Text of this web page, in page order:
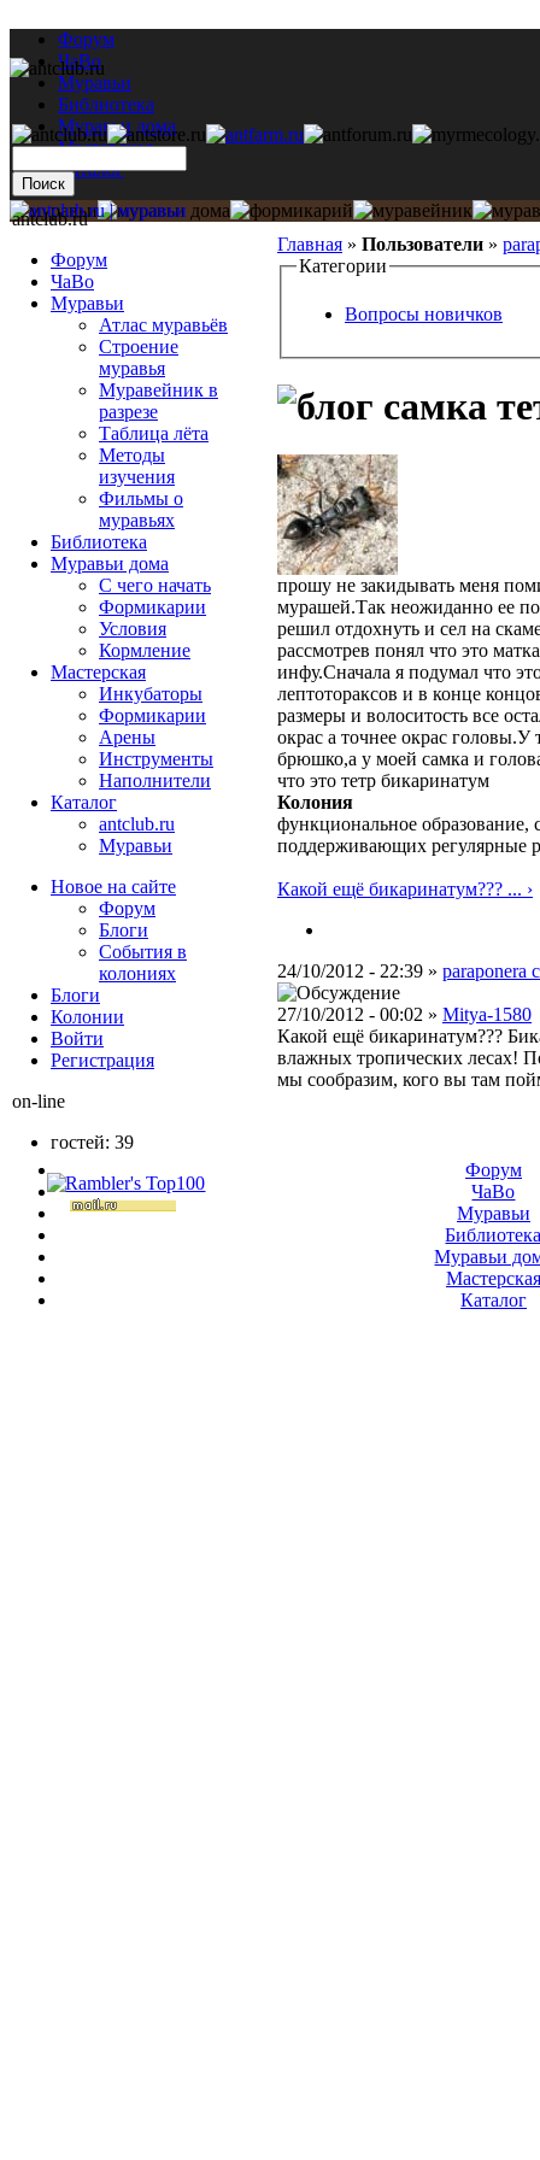
Форум
ЧаВо
Муравьи
Библиотека
Муравьи дома
Мастерская
Каталог
Главная » Пользователи »
Категории
Вопросы новичков
самка
прошу не закидывать меня
мурашей.Так неожиданно ее
решил отдохнуть и сел на
рассмотрев понял что это
инфу.Сначала я подумал что
лептотораксов и в конце
размеры и волоситость все
окрас а точнее окрас головы.У
брюшко,а у моей самка и
что это тетр бикаринатум
Колония
функциональное образование,
поддерживающих регулярные
Какой ещё бикаринатум??? ... ›
24/10/2012 - 22:39 » paraponera
27/10/2012 - 00:02 » Mitya-1580
Какой ещё бикаринатум???
влажных тропических лесах!
мы сообразим, кого вы там
antclub.ru
Форум
ЧаВо
Муравьи
Атлас муравьёв
Строение
муравья
Муравейник в
разрезе
Таблица лёта
Методы
изучения
Фильмы о
муравьях
Библиотека
Муравьи дома
С чего начать
Формикарии
Условия
Кормление
Мастерская
Инкубаторы
Формикарии
Арены
Инструменты
Наполнители
Каталог
antclub.ru
Муравьи
Новое на сайте
Форум
Блоги
События в
колониях
Блоги
Колонии
Войти
Peгиcтpaция
on-line
гостей: 39
Форум
ЧаВо
Муравьи
Муравьи
Мастерская
Каталог